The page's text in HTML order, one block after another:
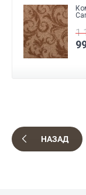
1
НАЗАД